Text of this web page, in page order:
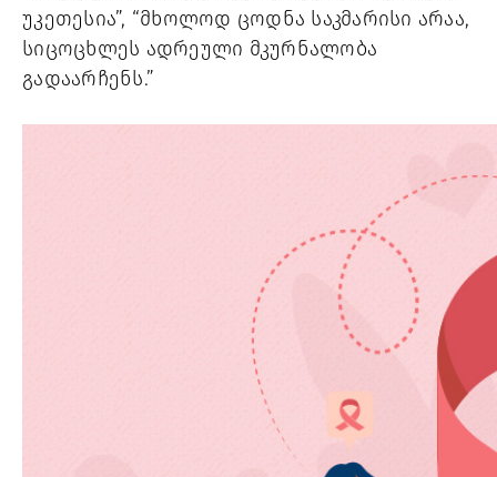
უკეთესია”, “მხოლოდ ცოდნა საკმარისი არაა,
სიცოცხლეს ადრეული მკურნალობა
გადაარჩენს.”